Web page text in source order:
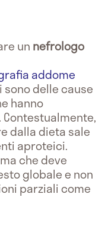
un nefrologo
addome
delle cause
hanno
dalla dieta sale
aproteici.
che deve
globale e non
parziali come